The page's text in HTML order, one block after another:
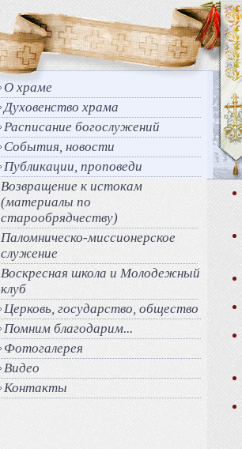
О храме
Духовенство храма
Расписание богослужений
События, новости
Публикации, проповеди
Возвращение к истокам
(материалы по
старообрядчеству)
Паломническо-миссионерское
служение
Воскресная школа и Молодежный
клуб
Церковь, государство, общество
Помним благодарим...
Фотогалерея
Видео
Контакты